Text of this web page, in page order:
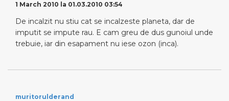
1 March 2010 la 01.03.2010 03:54
De incalzit nu stiu cat se incalzeste planeta, dar de
imputit se impute rau. E cam greu de dus gunoiul unde
trebuie, iar din esapament nu iese ozon (inca).
muritorulderand